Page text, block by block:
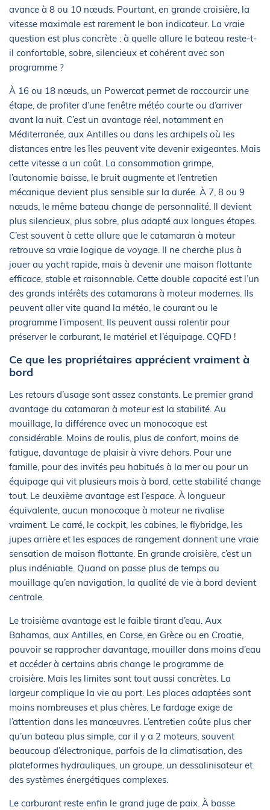
avance à 8 ou 10 nœuds. Pourtant, en grande croisière, la
vitesse maximale est rarement le bon indicateur. La vraie
question est plus concrète : à quelle allure le bateau reste-t-
il confortable, sobre, silencieux et cohérent avec son
programme ?
À 16 ou 18 nœuds, un Powercat permet de raccourcir une
étape, de profiter d’une fenêtre météo courte ou d’arriver
avant la nuit. C’est un avantage réel, notamment en
Méditerranée, aux Antilles ou dans les archipels où les
distances entre les îles peuvent vite devenir exigeantes. Mais
cette vitesse a un coût. La consommation grimpe,
l’autonomie baisse, le bruit augmente et l’entretien
mécanique devient plus sensible sur la durée. À 7, 8 ou 9
nœuds, le même bateau change de personnalité. Il devient
plus silencieux, plus sobre, plus adapté aux longues étapes.
C’est souvent à cette allure que le catamaran à moteur
retrouve sa vraie logique de voyage. Il ne cherche plus à
jouer au yacht rapide, mais à devenir une maison flottante
efficace, stable et raisonnable. Cette double capacité est l’un
des grands intérêts des catamarans à moteur modernes. Ils
peuvent aller vite quand la météo, le courant ou le
programme l’imposent. Ils peuvent aussi ralentir pour
préserver le carburant, le matériel et l’équipage. CQFD !
Ce que les propriétaires apprécient vraiment à
bord
Les retours d’usage sont assez constants. Le premier grand
avantage du catamaran à moteur est la stabilité. Au
mouillage, la différence avec un monocoque est
considérable. Moins de roulis, plus de confort, moins de
fatigue, davantage de plaisir à vivre dehors. Pour une
famille, pour des invités peu habitués à la mer ou pour un
équipage qui vit plusieurs mois à bord, cette stabilité change
tout. Le deuxième avantage est l’espace. À longueur
équivalente, aucun monocoque à moteur ne rivalise
vraiment. Le carré, le cockpit, les cabines, le flybridge, les
jupes arrière et les espaces de rangement donnent une vraie
sensation de maison flottante. En grande croisière, c’est un
plus indéniable. Quand on passe plus de temps au
mouillage qu’en navigation, la qualité de vie à bord devient
centrale.
Le troisième avantage est le faible tirant d’eau. Aux
Bahamas, aux Antilles, en Corse, en Grèce ou en Croatie,
pouvoir se rapprocher davantage, mouiller dans moins d’eau
et accéder à certains abris change le programme de
croisière. Mais les limites sont tout aussi concrètes. La
largeur complique la vie au port. Les places adaptées sont
moins nombreuses et plus chères. Le fardage exige de
l’attention dans les manœuvres. L’entretien coûte plus cher
qu’un bateau plus simple, car il y a 2 moteurs, souvent
beaucoup d’électronique, parfois de la climatisation, des
plateformes hydrauliques, un groupe, un dessalinisateur et
des systèmes énergétiques complexes.
Le carburant reste enfin le grand juge de paix. À basse